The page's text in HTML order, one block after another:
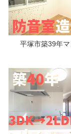
平塚市築39年